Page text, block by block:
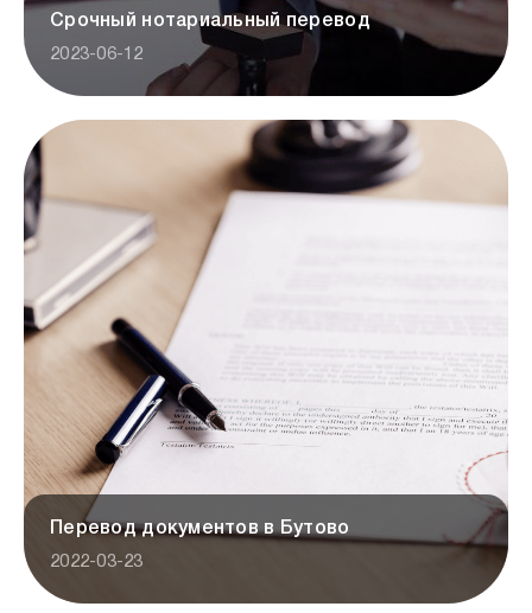
Срочный нотариальный перевод
2023-06-12
Перевод документов в Бутово
2022-03-23